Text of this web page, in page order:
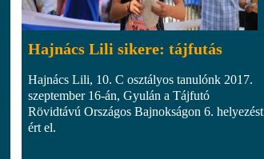
Hajnács Lili sikere: tájfutás
Hajnács Lili, 10. C osztályos tanulónk 2017.
szeptember 16-án, Gyulán a Tájfutó
Rövidtávú Országos Bajnokságon 6. helyezést
ért el.